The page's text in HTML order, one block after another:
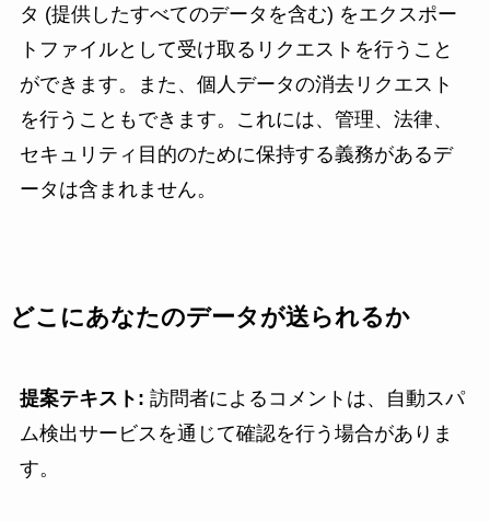
タ (提供したすべてのデータを含む) をエクスポー
トファイルとして受け取るリクエストを行うこと
ができます。また、個人データの消去リクエスト
を行うこともできます。これには、管理、法律、
セキュリティ目的のために保持する義務があるデ
ータは含まれません。
どこにあなたのデータが送られるか
提案テキスト: 訪問者によるコメントは、自動スパ
ム検出サービスを通じて確認を行う場合がありま
す。